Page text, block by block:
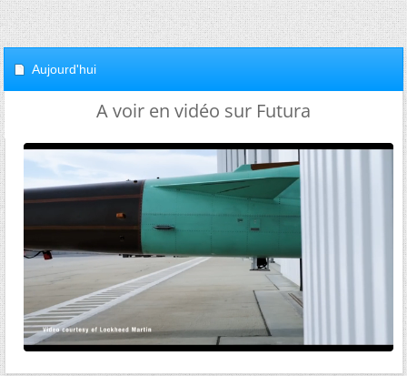
Aujourd'hui
A voir en vidéo sur Futura